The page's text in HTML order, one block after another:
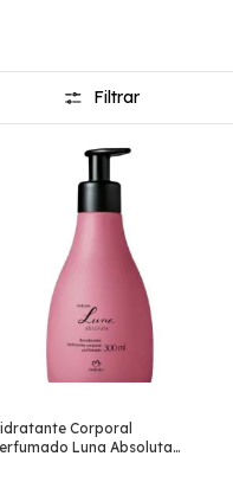
Filtrar
Corporal
Luna Absoluta